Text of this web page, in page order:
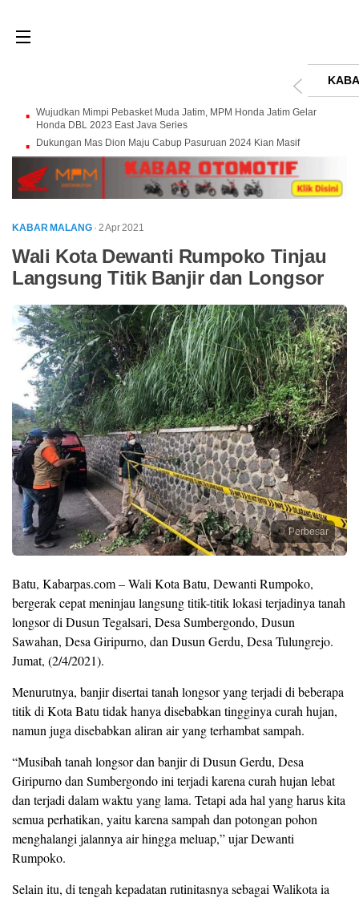
Wujudkan Mimpi Pebasket Muda Jatim, MPM Honda Jatim Gelar
Honda DBL 2023 East Java Series
Dukungan Mas Dion Maju Cabup Pasuruan 2024 Kian Masif
KABAR MALANG · 2 Apr 2021
Wali Kota Dewanti Rumpoko Tinjau
Langsung Titik Banjir dan Longsor
Perbesar
Batu, Kabarpas.com – Wali Kota Batu, Dewanti Rumpoko,
bergerak cepat meninjau langsung titik-titik lokasi terjadinya tanah
longsor di Dusun Tegalsari, Desa Sumbergondo, Dusun
Sawahan, Desa Giripurno, dan Dusun Gerdu, Desa Tulungrejo.
Jumat, (2/4/2021).
Menurutnya, banjir disertai tanah longsor yang terjadi di beberapa
titik di Kota Batu tidak hanya disebabkan tingginya curah hujan,
namun juga disebabkan aliran air yang terhambat sampah.
“Musibah tanah longsor dan banjir di Dusun Gerdu, Desa
Giripurno dan Sumbergondo ini terjadi karena curah hujan lebat
dan terjadi dalam waktu yang lama. Tetapi ada hal yang harus kita
semua perhatikan, yaitu karena sampah dan potongan pohon
menghalangi jalannya air hingga meluap,” ujar Dewanti
Rumpoko.
Selain itu, di tengah kepadatan rutinitasnya sebagai Walikota ia